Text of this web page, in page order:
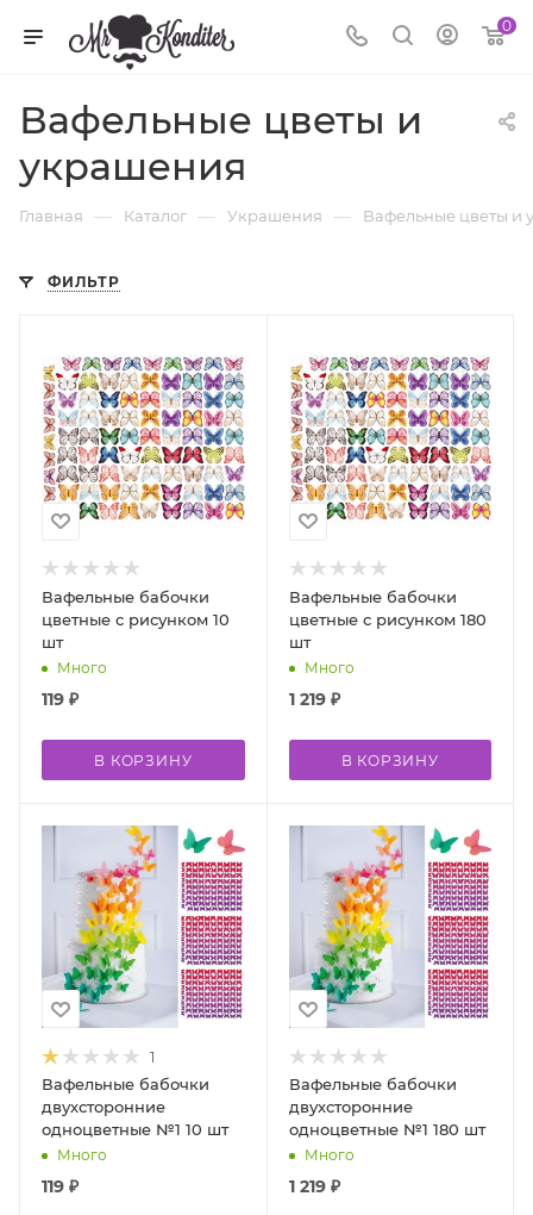
0
Вафельные цветы и
украшения
Главная — Каталог — Украшения — Вафельные цветы и
ФИЛЬТР
Вафельные бабочки
цветные с рисунком 10
шт
Много
119 ₽
В КОРЗИНУ
Вафельные бабочки
цветные с рисунком 180
шт
Много
1 219₽
В КОРЗИНУ
1
Вафельные бабочки
двухсторонние
одноцветные №1 10 шт
Много
119 ₽
Вафельные бабочки
двухсторонние
одноцветные №1 180 шт
Много
1 219₽